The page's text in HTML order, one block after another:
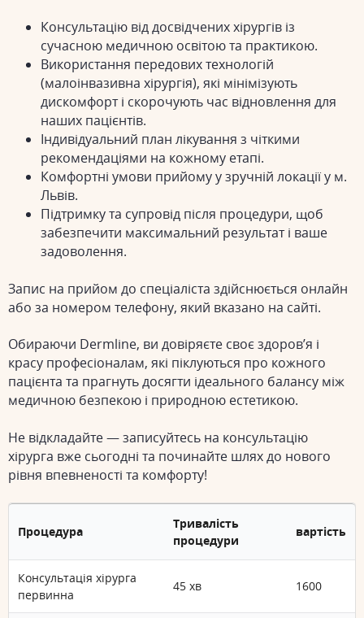
Консультацію від досвідчених хірургів із
сучасною медичною освітою та практикою.
Використання передових технологій
(малоінвазивна хірургія), які мінімізують
дискомфорт і скорочують час відновлення для
наших пацієнтів.
Індивідуальний план лікування з чіткими
рекомендаціями на кожному етапі.
Комфортні умови прийому у зручній локації у м.
Львів.
Підтримку та супровід після процедури, щоб
забезпечити максимальний результат і ваше
задоволення.
Запис на прийом до спеціаліста здійснюється онлайн
або за номером телефону, який вказано на сайті.
Обираючи Dermline, ви довіряєте своє здоров’я і
красу професіоналам, які піклуються про кожного
пацієнта та прагнуть досягти ідеального балансу між
медичною безпекою і природною естетикою.
Не відкладайте — записуйтесь на консультацію
хірурга вже сьогодні та починайте шлях до нового
рівня впевненості та комфорту!
Процедура
Тривалість
процедури
вартість
Консультація хірурга
первинна
45 хв 1600